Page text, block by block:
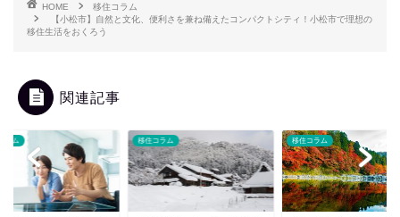
HOME
移住コラム
【小松市】自然と文化、便利さを兼ね備えたコンパクトシティ！小松市で理想の
移住生活をおくろう
関連記事
ラム 移住コラム 移住コラム